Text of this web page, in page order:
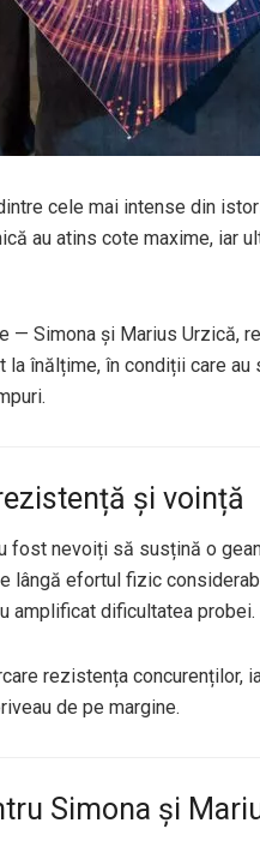
cele mai intense din
au atins cote maxime, iar
— Simona și Marius Urzică,
înălțime, în condiții care
și voință
fost nevoiți să susțină o
lângă efortul fizic
amplificat dificultatea probei.
rezistența concurenților,
de pe margine.
Simona și